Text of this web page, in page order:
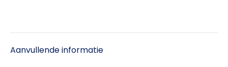
Aanvullende informatie